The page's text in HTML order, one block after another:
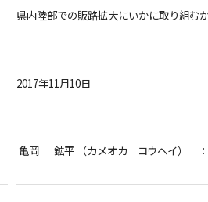
県内陸部での販路拡大にいかに取り組
2017年11月10日
亀岡 鉱平 （カメオカ コウヘイ）